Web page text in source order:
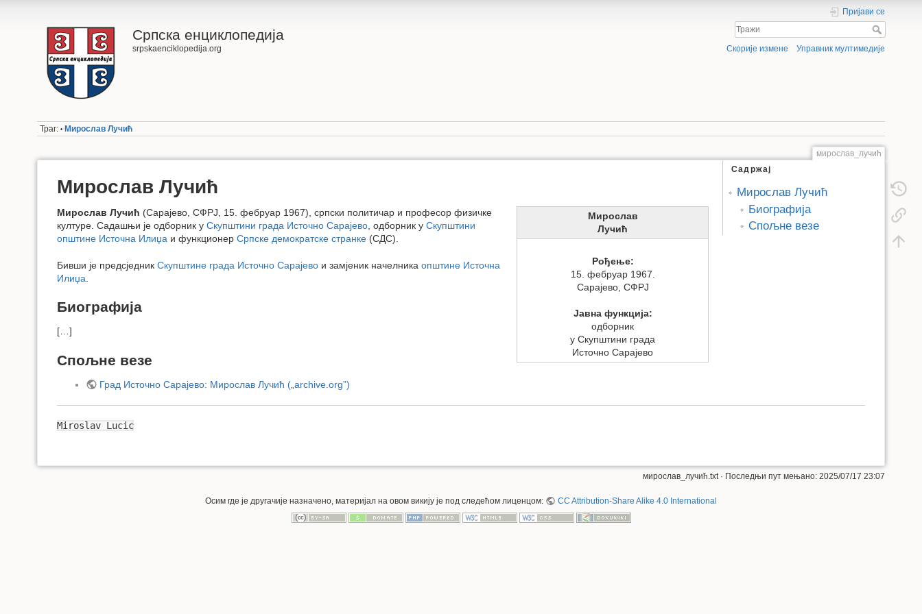
Српска енциклопедија
srpskaenciklopedija.org
Пријави се
Скорије измене Управник мултимедије
Траг: • Мирослав Лучић
мирослав_лучић
Садржај
Мирослав Лучић
Биографија
Спољне везе
Мирослав Лучић
Мирослав
Лучић
Рођење:
15. фебруар 1967.
Сарајево, СФРЈ
Јавна функција:
одборник
у Скупштини града
Источно Сарајево
Мирослав Лучић (Сарајево, СФРЈ, 15. фебруар 1967), српски политичар и професор физичке
културе. Садашњи је одборник у Скупштини града Источно Сарајево, одборник у Скупштини
општине Источна Илиџа и функционер Српске демократске странке (СДС).
Бивши је предсједник Скупштине града Источно Сарајево и замјеник начелника општине Источна
Илиџа
Биографија
[…]
Спољне везе
Град Источно Сарајево: Мирослав Лучић („archive.org”)
Miroslav Lucic
мирослав_лучић.txt · Последњи пут мењано: 2025/07/17 23:07
Осим где је другачије назначено, материјал на овом викију је под следећом лиценцом: CC Attribution-Share Alike 4.0 International